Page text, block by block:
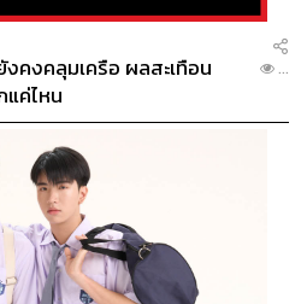
คงคลุมเครือ ผลสะเทือน
แค่ไหน
...